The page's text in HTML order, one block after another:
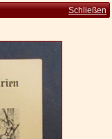
Schließen